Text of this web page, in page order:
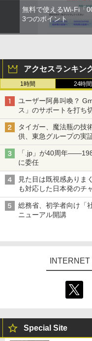
無料で使えるWi-Fi「
3つのポイント
アクセスランキン
1時間 24時間
ユーザー阿鼻叫喚？
ス」のサポートを打ち
タイガー、魔法瓶の技
供、東急グループの実
ル TIVIP」
「.jp」が40周年
に委任
見た目は既視感ありま
も対応した日本発のチ
総務省、初学者向け「
ニューアル開講
Special Site